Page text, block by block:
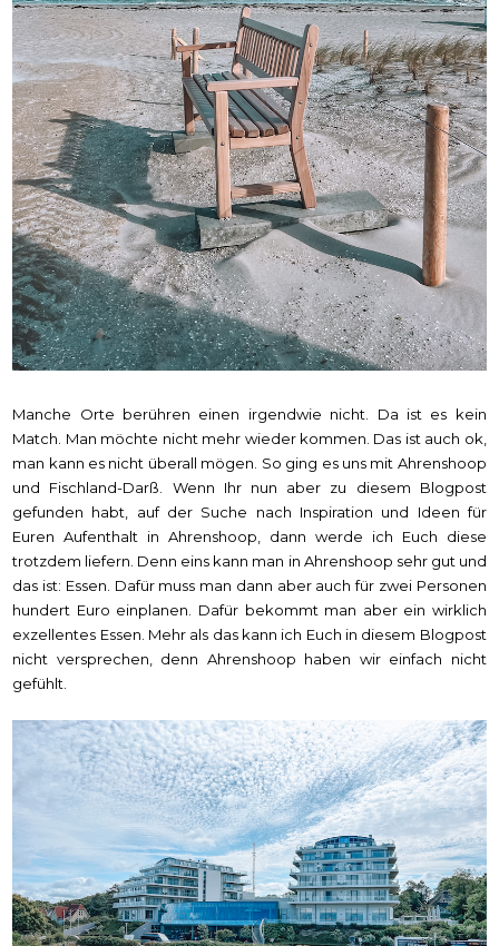
Manche Orte berühren einen irgendwie nicht. Da ist es kein
Match. Man möchte nicht mehr wieder kommen. Das ist auch ok,
man kann es nicht überall mögen. So ging es uns mit Ahrenshoop
und Fischland-Darß. Wenn Ihr nun aber zu diesem Blogpost
gefunden habt, auf der Suche nach Inspiration und Ideen für
Euren Aufenthalt in Ahrenshoop, dann werde ich Euch diese
trotzdem liefern. Denn eins kann man in Ahrenshoop sehr gut und
das ist: Essen. Dafür muss man dann aber auch für zwei Personen
hundert Euro einplanen. Dafür bekommt man aber ein wirklich
exzellentes Essen. Mehr als das kann ich Euch in diesem Blogpost
nicht versprechen, denn Ahrenshoop haben wir einfach nicht
gefühlt.